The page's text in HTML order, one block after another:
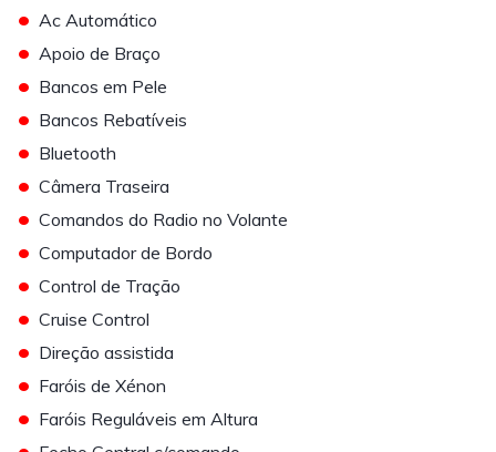
• Ac Automático
• Apoio de Braço
• Bancos em Pele
• Bancos Rebatíveis
• Bluetooth
• Câmera Traseira
• Comandos do Radio no Volante
• Computador de Bordo
• Control de Tração
• Cruise Control
• Direção assistida
• Faróis de Xénon
• Faróis Reguláveis em Altura